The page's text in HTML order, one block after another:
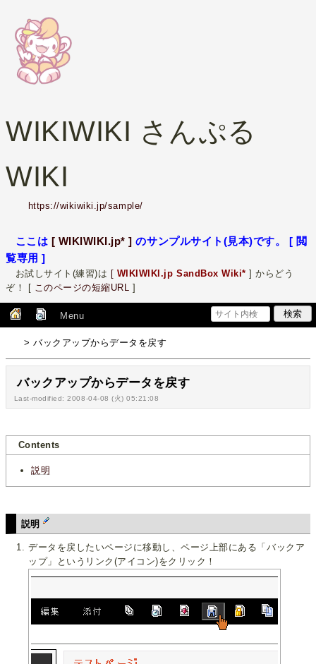
WIKIWIKI さんぷる
WIKI
https://wikiwiki.jp/sample/
ここは [ WIKIWIKI.jp* ] のサンプルサイト(見本)です。 [ 閲
覧専用 ]
お試しサイト(練習)は [ WIKIWIKI.jp SandBox Wiki*] からどう
ぞ！ [ このページの短縮URL ]
Menu
> バックアップからデータを戻す
バックアップからデータを戻す
Last-modified: 2008-04-08 (火) 05:21:08
Contents
説明
説明
データを戻したいページに移動し、ページ上部にある「バックア
ップ」というリンク(アイコン)をクリック！